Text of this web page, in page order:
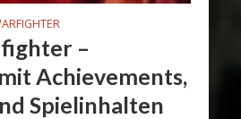
–
Achievements,
Spielinhalten